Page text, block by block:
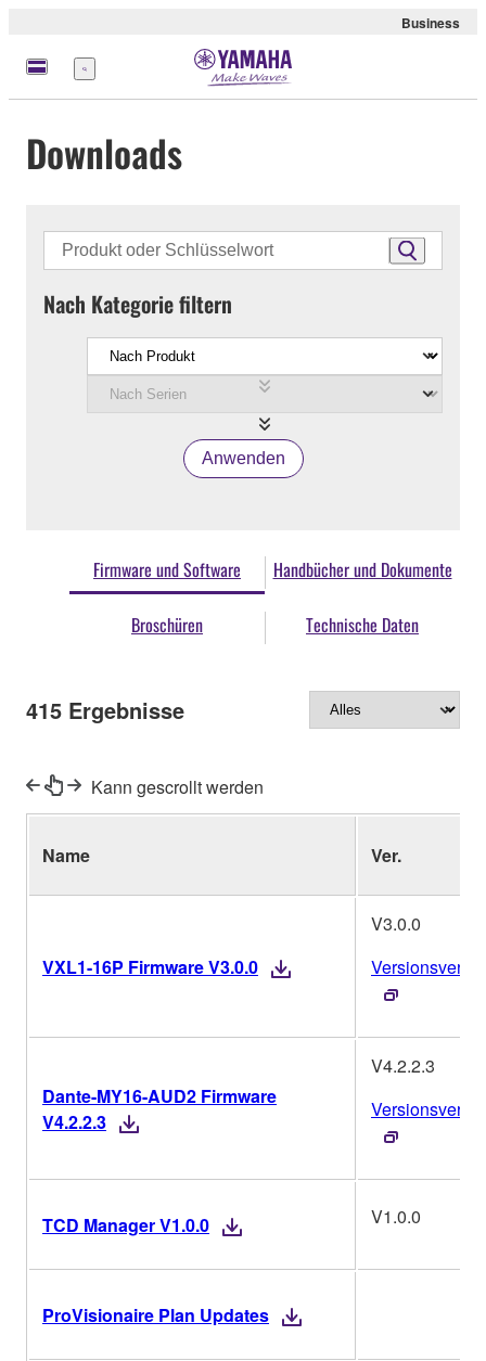
Business
Menü
Downloads
Nach Kategorie filtern
Anwenden
Firmware und Software Handbücher und Dokumente
Broschüren Technische Daten
415 Ergebnisse
Kann gescrollt werden
Name Ver.
VXL1-16P Firmware V3.0.0
V3.0.0
Dante-MY16-AUD2 Firmware
V4.2.2.3
V4.2.2.3
TCD Manager V1.0.0 V1.0.0
ProVisionaire Plan Updates